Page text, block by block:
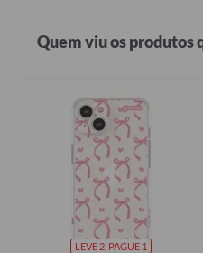
Quem viu os produtos
LEVE 2, PAGUE 1